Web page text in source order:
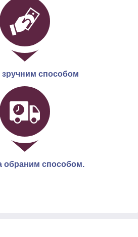
зручним способом
обраним способом.